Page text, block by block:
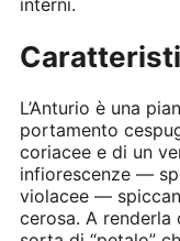
L’Anturio è una
portamento
coriacee e di un
infiorescenze —
violacee —
cerosa. A